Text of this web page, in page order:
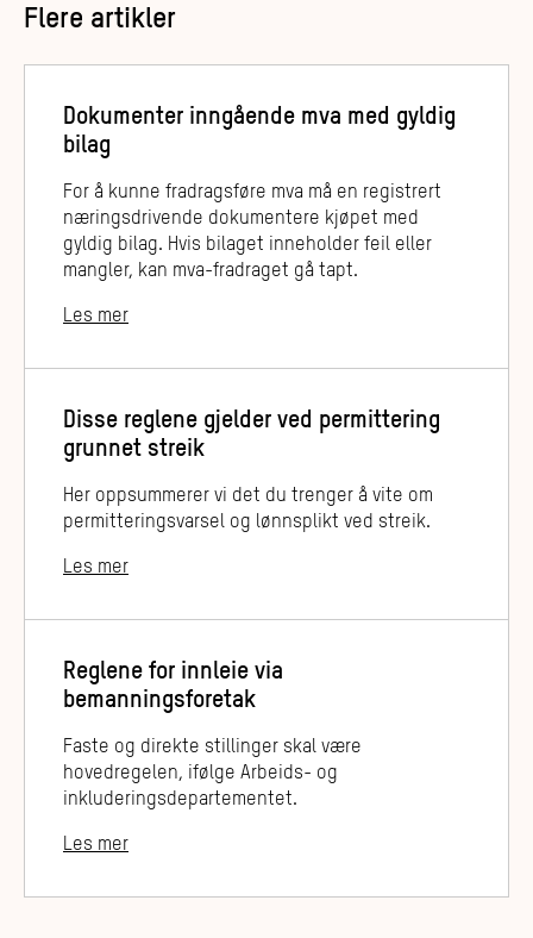
Flere artikler
Dokumenter inngående mva med gyldig
bilag
For å kunne fradragsføre mva må en registrert
næringsdrivende dokumentere kjøpet med
gyldig bilag. Hvis bilaget inneholder feil eller
mangler, kan mva-fradraget gå tapt.
Les mer
Disse reglene gjelder ved permittering
grunnet streik
Her oppsummerer vi det du trenger å vite om
permitteringsvarsel og lønnsplikt ved streik.
Les mer
Reglene for innleie via
bemanningsforetak
Faste og direkte stillinger skal være
hovedregelen, ifølge Arbeids- og
inkluderingsdepartementet.
Les mer